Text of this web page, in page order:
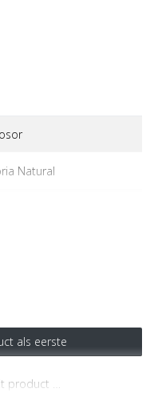
natural
als eerste
product …